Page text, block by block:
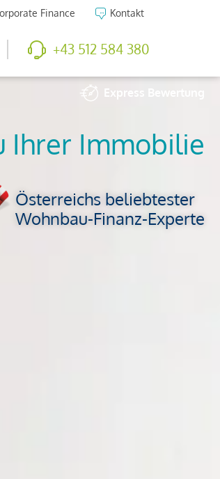
Finance Kontakt
+43 512 584 380
Express
So viel ist Ihre
Österreichs beliebtester